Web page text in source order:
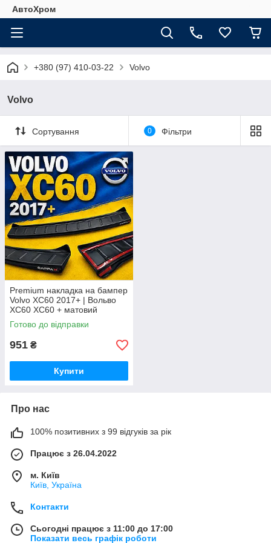
АвтоХром
+380 (97) 410-03-22 Volvo
Volvo
Сортування 0 Фільтри
Premium накладка на бампер
Volvo XC60 2017+ | Вольво
XC60 ХС60 + матовий
пластик ABS ★ Туреччина
Готово до відправки
951 ₴
Купити
Про нас
100% позитивних з 99 відгуків за рік
Працює з 26.04.2022
м. Київ
Київ, Україна
Контакти
Сьогодні працює з 11:00 до 17:00
Показати весь графік роботи